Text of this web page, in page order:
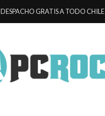
DESPACHO GRATIS A TODO CHILE
HP Cargador Original